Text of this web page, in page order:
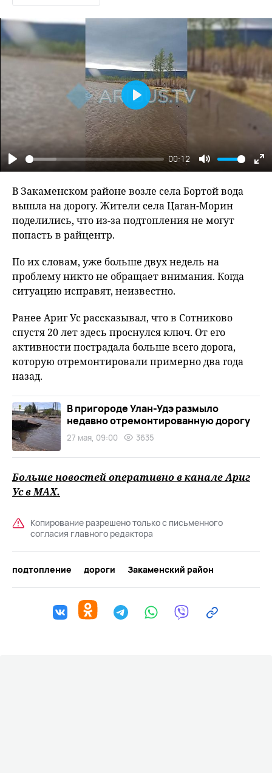
Play
00:12
Mute
Play
В Закаменском районе возле села Бортой вода
вышла на дорогу. Жители села Цаган-Морин
поделились, что из-за подтопления не могут
попасть в райцентр.
По их словам, уже больше двух недель на
проблему никто не обращает внимания. Когда
ситуацию исправят, неизвестно.
Ранее Ариг Ус рассказывал, что в Сотниково
спустя 20 лет здесь проснулся ключ. От его
активности пострадала больше всего дорога,
которую отремонтировали примерно два года
назад.
В пригороде Улан-Удэ размыло
недавно отремонтированную дорогу
27 мая, 09:00 3635
Больше новостей оперативно в канале Ариг
Ус вMAХ.
Копирование разрешено только с письменного
согласия главного редактора
подтопление дороги Закаменский район